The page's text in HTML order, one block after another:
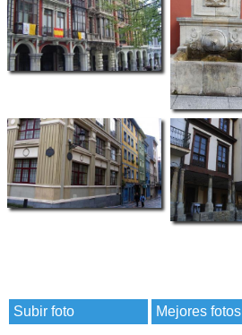
Subir foto Mejores fotos